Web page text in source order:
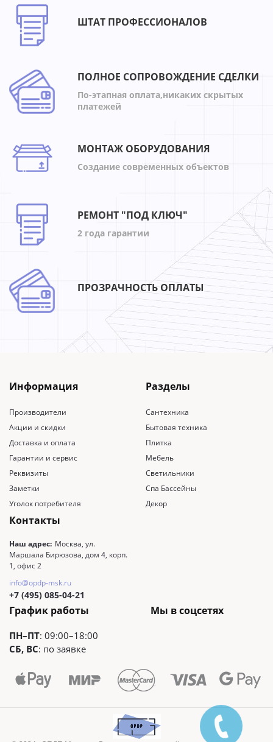
ШТАТ ПРОФЕССИОНАЛОВ
ПОЛНОЕ СОПРОВОЖДЕНИЕ СДЕЛКИ
По-этапная оплата,никаких скрытых
платежей
МОНТАЖ ОБОРУДОВАНИЯ
Создание современных объектов
РЕМОНТ "ПОД КЛЮЧ"
2 года гарантии
ПРОЗРАЧНОСТЬ ОПЛАТЫ
Информация
Производители
Акции и скидки
Доставка и оплата
Гарантии и сервис
Реквизиты
Заметки
Уголок потребителя
Разделы
Сантехника
Бытовая техника
Плитка
Мебель
Светильники
Спа Бассейны
Декор
Контакты
Наш адрес: Москва, ул.
Маршала Бирюзова, дом 4, корп.
1, офис 2
info@opdp-msk.ru
+7 (495) 085-04-21
График работы
ПН–ПТ: 09:00–18:00
СБ, ВС: по заявке
Мы в соцсетях